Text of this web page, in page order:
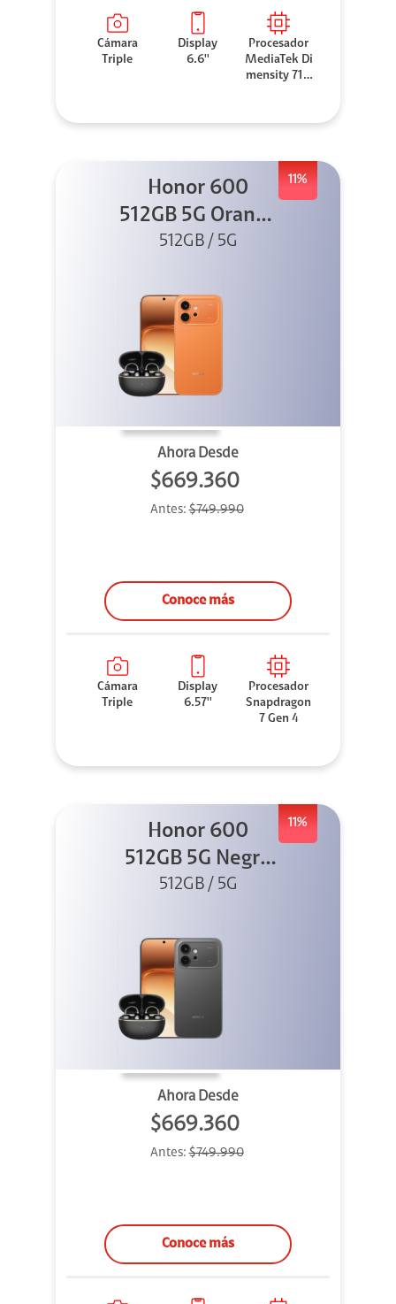
Cámara
Triple
Display
6.6''
Procesador
MediaTek Di
mensity 710
11%
Honor 600
512GB 5G Orange
+ Clip 2
512GB / 5G
Ahora Desde
$669.360
Antes:$749.990
Conoce más
Cámara
Triple
Display
6.57''
Procesador
Snapdragon
7 Gen 4
11%
Honor 600
512GB 5G Negro
+ Clip 2
512GB / 5G
Ahora Desde
$669.360
Antes:$749.990
Conoce más